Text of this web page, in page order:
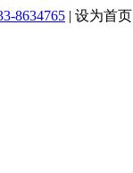
8634765 | 设为首页